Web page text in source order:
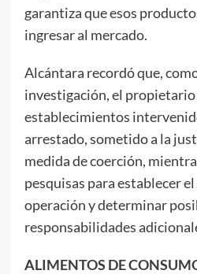
garantiza que esos
ingresar al mercado.
Alcántara recordó que,
investigación, el propietario
establecimientos
arrestado, sometido a la
medida de coerción,
pesquisas para establecer el
operación y determinar
responsabilidades
ALIMENTOS DE